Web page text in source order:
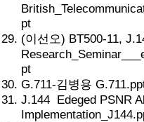
pt
(이선오) BT500-11,
pt
G.711-김병용
J.144 Edeged PSNR